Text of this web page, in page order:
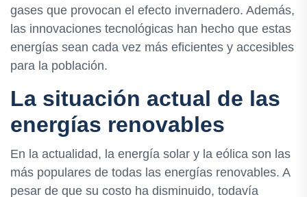
gases que provocan el efecto invernadero. Además,
las innovaciones tecnológicas han hecho que estas
energías sean cada vez más eficientes y accesibles
para la población.
La situación actual de las
energías renovables
En la actualidad, la energía solar y la eólica son las
más populares de todas las energías renovables. A
pesar de que su costo ha disminuido, todavía